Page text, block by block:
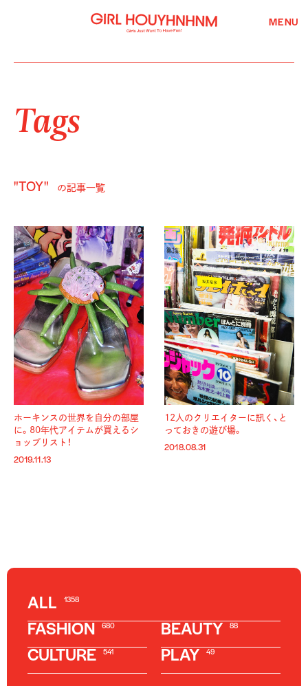
MENU
Tags
"TOY" の記事一覧
ホーキンスの世界を自分の部屋
に。 80年代アイテムが買えるシ
ョップリスト！
2019.11.13
12人のクリエイターに訊く、と
っておきの遊び場。
2018.08.31
ALL 1358
FASHION 680 BEAUTY 88
CULTURE 541 PLAY 49